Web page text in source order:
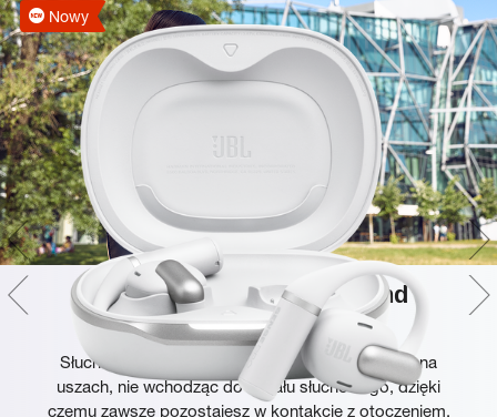
Nowy
Technologia JBL OpenSound i
Spatial Sound
Słuchawki JBL Sense Pro opierają się wygodnie na
uszach, nie wchodząc do kanału słuchowego, dzięki
czemu zawsze pozostajesz w kontakcie z otoczeniem.